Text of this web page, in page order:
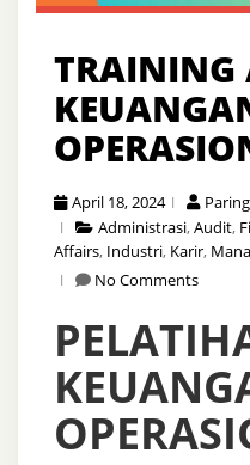
TRAINING
April 18, 2024
Administrasi,Audit,
Affairs, Industri, Karir,
No Comments